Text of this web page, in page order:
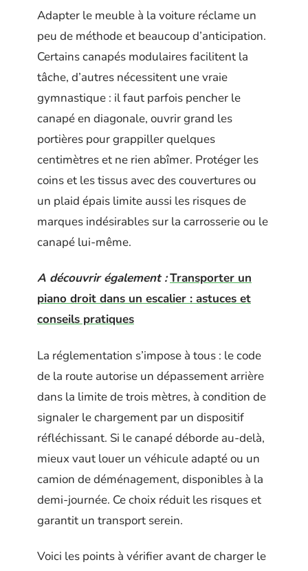
Adapter le meuble à la voiture réclame un
peu de méthode et beaucoup d’anticipation.
Certains canapés modulaires facilitent la
tâche, d’autres nécessitent une vraie
gymnastique : il faut parfois pencher le
canapé en diagonale, ouvrir grand les
portières pour grappiller quelques
centimètres et ne rien abîmer. Protéger les
coins et les tissus avec des couvertures ou
un plaid épais limite aussi les risques de
marques indésirables sur la carrosserie ou le
canapé lui-même.
A découvrir également :Transporter un
piano droit dans un escalier : astuces et
conseils pratiques
La réglementation s’impose à tous : le code
de la route autorise un dépassement arrière
dans la limite de trois mètres, à condition de
signaler le chargement par un dispositif
réfléchissant. Si le canapé déborde au-delà,
mieux vaut louer un véhicule adapté ou un
camion de déménagement, disponibles à la
demi-journée. Ce choix réduit les risques et
garantit un transport serein.
Voici les points à vérifier avant de charger le